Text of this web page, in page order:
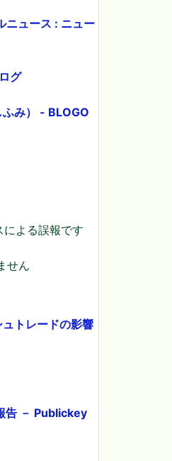
ニュース : ニュー
グ
み） - BLOGO
よる誤報です
せん
トレードの影響
告 － Publickey